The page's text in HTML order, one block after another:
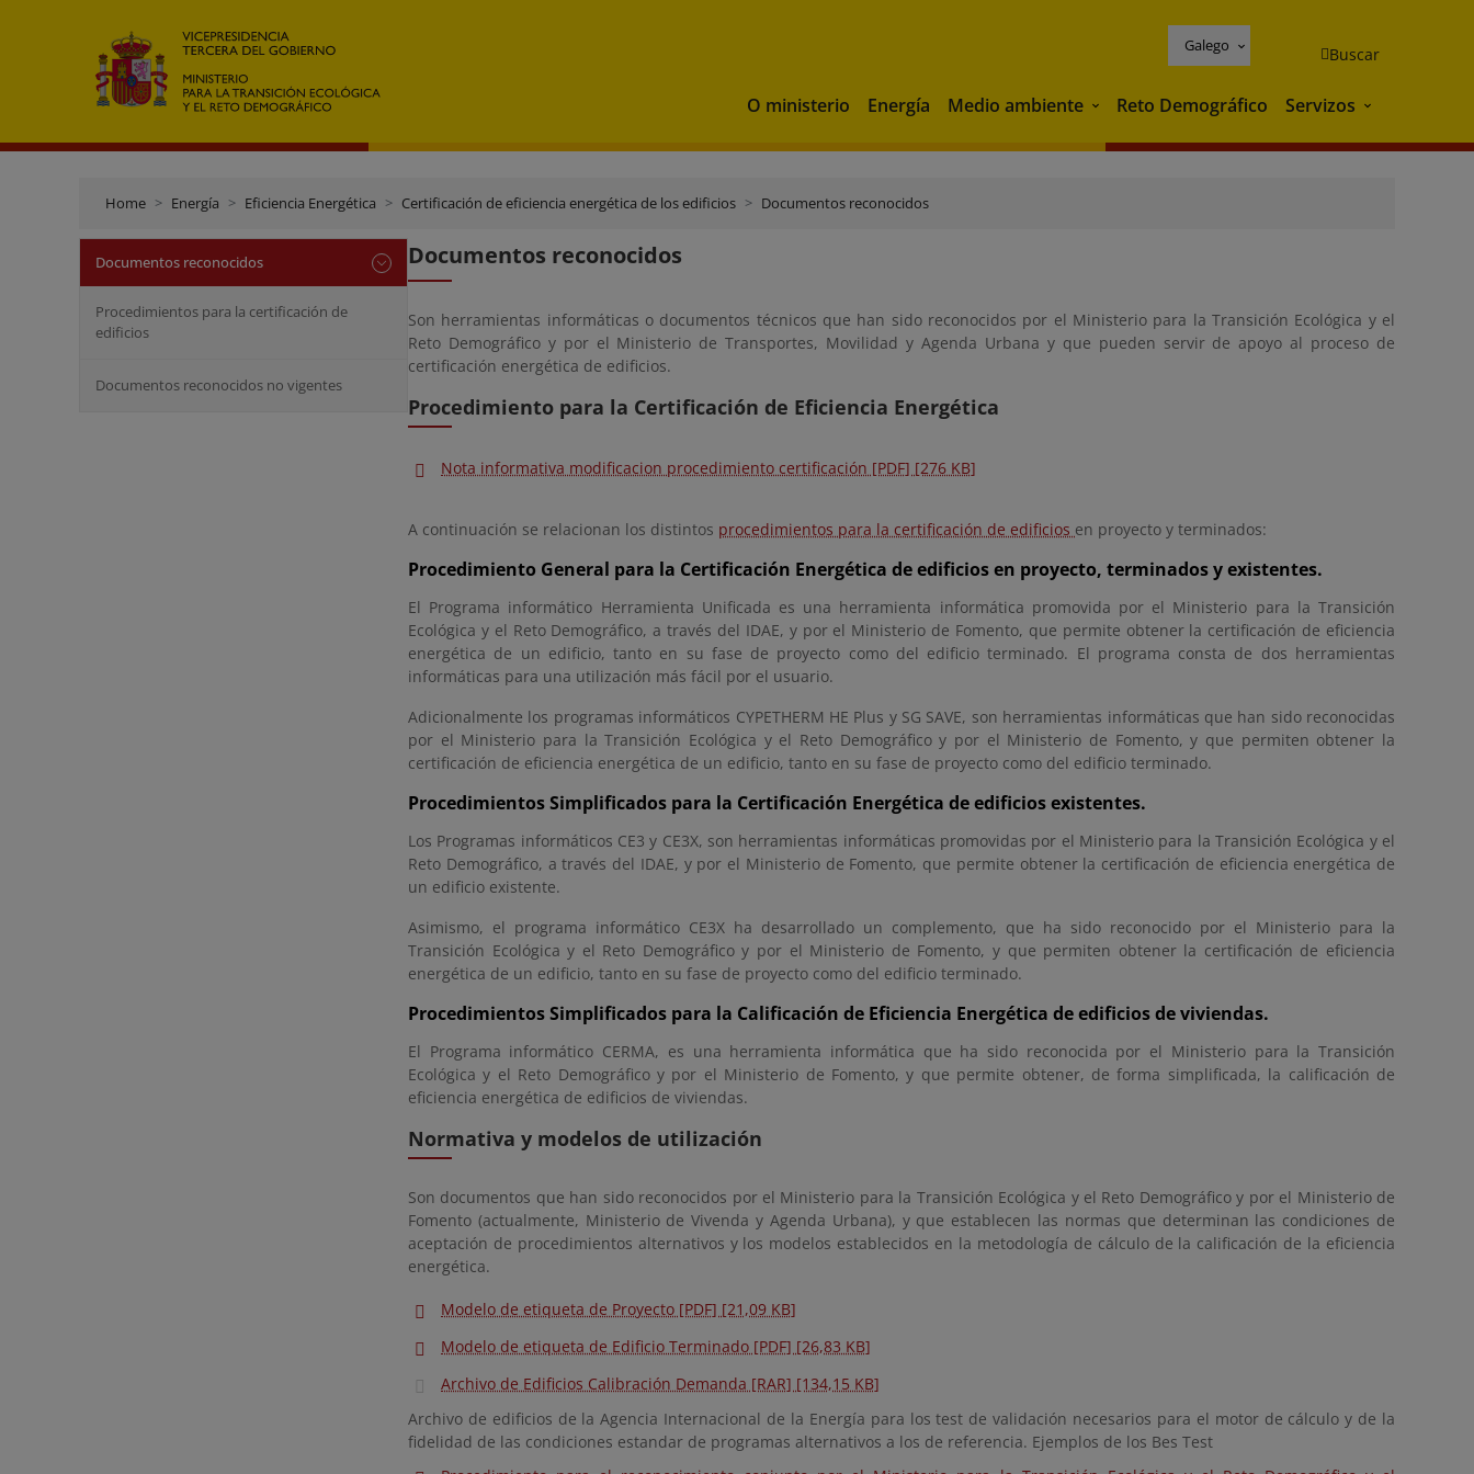
Galego Buscar
O ministerio Energía Medio ambiente Medio ambiente
Reto Demográfico Servizos Servizos
Home Energía Eficiencia Energética Certificación de eficiencia energética de los edificios Documentos reconocidos
Documentos reconocidos
Procedimientos para la certificación de
edificios
Documentos reconocidos no vigentes
Documentos reconocidos
Son herramientas informáticas o documentos técnicos que han sido reconocidos por el Ministerio para la Transición Ecológica y el
Reto Demográfico y por el Ministerio de Transportes, Movilidad y Agenda Urbana y que pueden servir de apoyo al proceso de
certificación energética de edificios.
Procedimiento para la Certificación de Eficiencia Energética
Nota informativa modificacion procedimiento certificación [PDF] [276 KB]
A continuación se relacionan los distintos procedimientos para la certificación de edificios en proyecto y terminados:
Procedimiento General para la Certificación Energética de edificios en proyecto, terminados y existentes.
El Programa informático Herramienta Unificada es una herramienta informática promovida por el Ministerio para la Transición
Ecológica y el Reto Demográfico, a través del IDAE, y por el Ministerio de Fomento, que permite obtener la certificación de eficiencia
energética de un edificio, tanto en su fase de proyecto como del edificio terminado. El programa consta de dos herramientas
informáticas para una utilización más fácil por el usuario.
Adicionalmente los programas informáticos CYPETHERM HE Plus y SG SAVE, son herramientas informáticas que han sido reconocidas
por el Ministerio para la Transición Ecológica y el Reto Demográfico y por el Ministerio de Fomento, y que permiten obtener la
certificación de eficiencia energética de un edificio, tanto en su fase de proyecto como del edificio terminado.
Procedimientos Simplificados para la Certificación Energética de edificios existentes.
Los Programas informáticos CE3 y CE3X, son herramientas informáticas promovidas por el Ministerio para la Transición Ecológica y el
Reto Demográfico, a través del IDAE, y por el Ministerio de Fomento, que permite obtener la certificación de eficiencia energética de
un edificio existente.
Asimismo, el programa informático CE3X ha desarrollado un complemento, que ha sido reconocido por el Ministerio para la
Transición Ecológica y el Reto Demográfico y por el Ministerio de Fomento, y que permiten obtener la certificación de eficiencia
energética de un edificio, tanto en su fase de proyecto como del edificio terminado.
Procedimientos Simplificados para la Calificación de Eficiencia Energética de edificios de viviendas.
El Programa informático CERMA, es una herramienta informática que ha sido reconocida por el Ministerio para la Transición
Ecológica y el Reto Demográfico y por el Ministerio de Fomento, y que permite obtener, de forma simplificada, la calificación de
eficiencia energética de edificios de viviendas.
Normativa y modelos de utilización
Son documentos que han sido reconocidos por el Ministerio para la Transición Ecológica y el Reto Demográfico y por el Ministerio de
Fomento (actualmente, Ministerio de Vivenda y Agenda Urbana), y que establecen las normas que determinan las condiciones de
aceptación de procedimientos alternativos y los modelos establecidos en la metodología de cálculo de la calificación de la eficiencia
energética.
Modelo de etiqueta de Proyecto [PDF] [21,09 KB]
Modelo de etiqueta de Edificio Terminado [PDF] [26,83 KB]
Archivo de Edificios Calibración Demanda [RAR] [134,15 KB]
Archivo de edificios de la Agencia Internacional de la Energía para los test de validación necesarios para el motor de cálculo y de la
fidelidad de las condiciones estandar de programas alternativos a los de referencia. Ejemplos de los Bes Test